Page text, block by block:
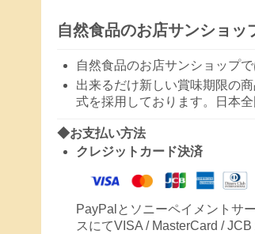
自然食品のお店サンショッ
自然食品のお店サンショップ
出来るだけ新しい賞味期限の
式を採用しております。日本
◆お支払い方法
クレジットカード決済
PayPalとソニーペイメントサ
スにてVISA / MasterCard / JCB